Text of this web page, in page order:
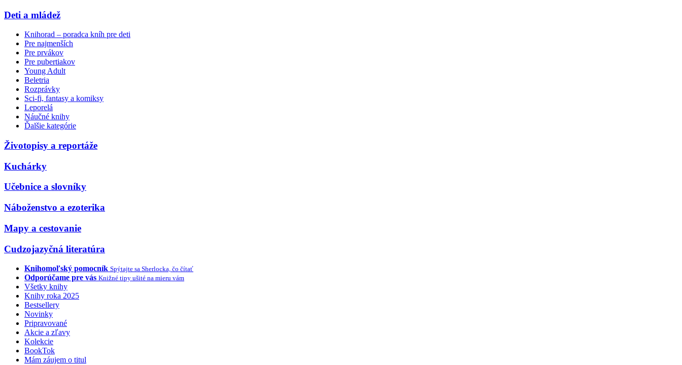
Deti a mládež
Knihorad – poradca kníh pre deti
Pre najmenších
Pre prvákov
Pre pubertiakov
Young Adult
Beletria
Rozprávky
Sci-fi, fantasy a komiksy
Leporelá
Náučné knihy
Ďalšie kategórie
Životopisy a reportáže
Kuchárky
Učebnice a slovníky
Náboženstvo a ezoterika
Mapy a cestovanie
Cudzojazyčná literatúra
Knihomoľský pomocník Spýtajte sa Sherlocka, čo čítať
Odporúčame pre vás Knižné tipy ušité na mieru vám
Všetky knihy
Knihy roka 2025
Bestsellery
Novinky
Pripravované
Akcie a zľavy
Kolekcie
BookTok
Mám záujem o titul